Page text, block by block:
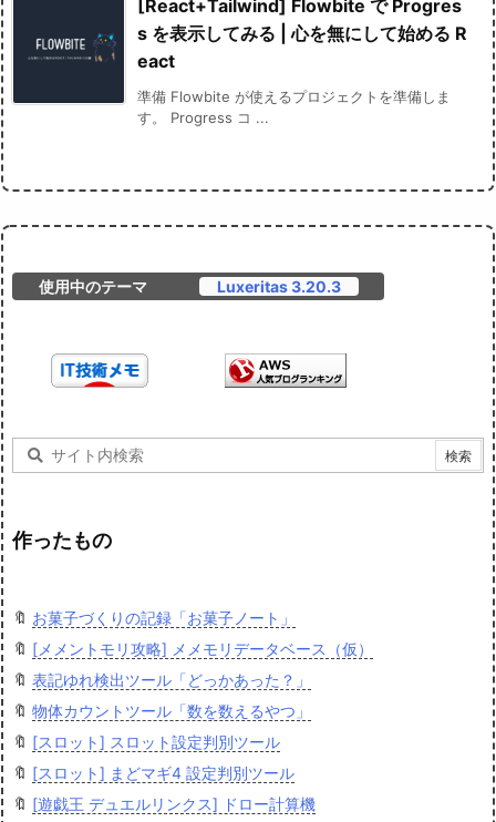
[React+Tailwind] Flowbite で Progres
s を表示してみる | 心を無にして始める R
eact
準備 Flowbite が使えるプロジェクトを準備しま
す。 Progress コ ...
使用中のテーマ Luxeritas 3.20.3
作ったもの
🔖 お菓子づくりの記録「お菓子ノート」
🔖 [メメントモリ攻略] メメモリデータベース（仮）
🔖 表記ゆれ検出ツール「どっかあった？」
🔖 物体カウントツール「数を数えるやつ」
🔖 [スロット] スロット設定判別ツール
🔖 [スロット] まどマギ4 設定判別ツール
🔖 [遊戯王 デュエルリンクス] ドロー計算機